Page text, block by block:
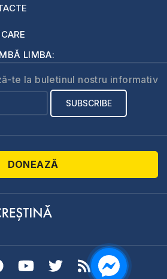
LIMBA:
te la buletinul nostru informativ
DONEAZĂ